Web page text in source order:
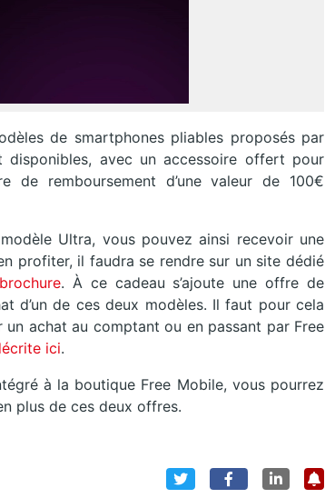
de smartphones pliables proposés par
avec un accessoire offert pour
de remboursement d’une valeur de 100€
Ultra, vous pouvez ainsi recevoir une
profiter, il faudra se rendre sur un site dédié
. À ce cadeau s’ajoute une offre de
d’un de ces deux modèles. Il faut pour cela
achat au comptant ou en passant par Free
ici.
à la boutique Free Mobile, vous pourrez
plus de ces deux offres.